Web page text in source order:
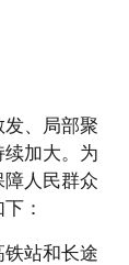
、局部聚
加大。为
人民群众
：
站和长途